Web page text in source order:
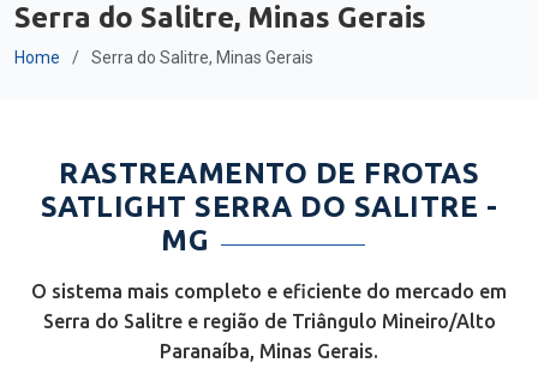
Serra do Salitre, Minas Gerais
Home Serra do Salitre, Minas Gerais
RASTREAMENTO DE FROTAS
SATLIGHT SERRA DO SALITRE -
MG
O sistema mais completo e eficiente do mercado em
Serra do Salitre e região de Triângulo Mineiro/Alto
Paranaíba, Minas Gerais.